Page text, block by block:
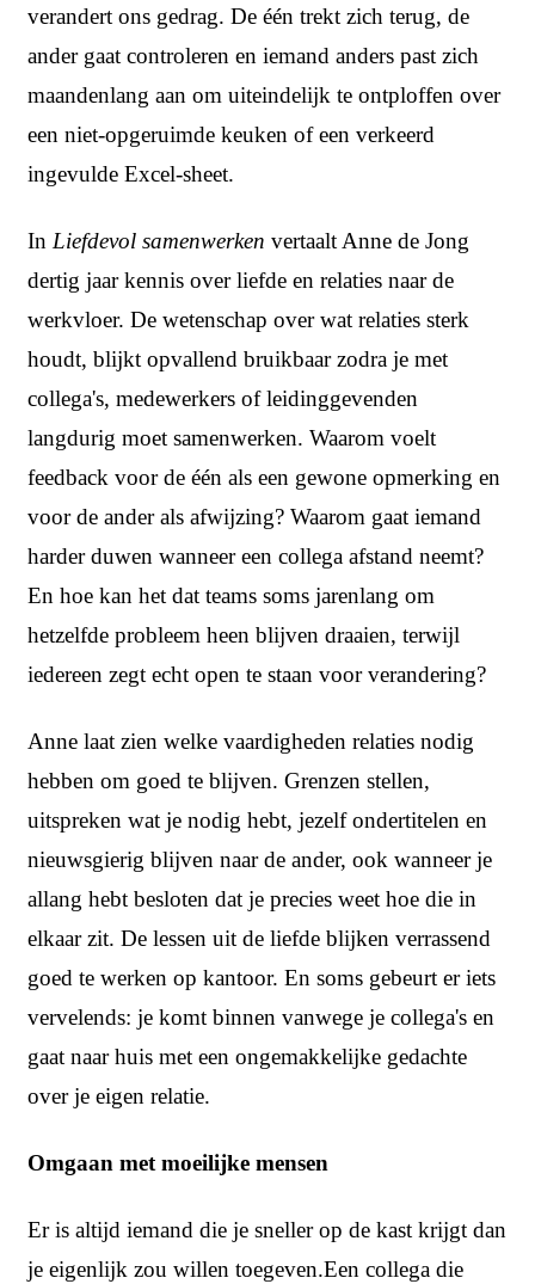
verandert ons gedrag. De één trekt zich terug, de
ander gaat controleren en iemand anders past zich
maandenlang aan om uiteindelijk te ontploffen over
een niet-opgeruimde keuken of een verkeerd
ingevulde Excel-sheet.
In Liefdevol samenwerken vertaalt Anne de Jong
dertig jaar kennis over liefde en relaties naar de
werkvloer. De wetenschap over wat relaties sterk
houdt, blijkt opvallend bruikbaar zodra je met
collega's, medewerkers of leidinggevenden
langdurig moet samenwerken. Waarom voelt
feedback voor de één als een gewone opmerking en
voor de ander als afwijzing? Waarom gaat iemand
harder duwen wanneer een collega afstand neemt?
En hoe kan het dat teams soms jarenlang om
hetzelfde probleem heen blijven draaien, terwijl
iedereen zegt echt open te staan voor verandering?
Anne laat zien welke vaardigheden relaties nodig
hebben om goed te blijven. Grenzen stellen,
uitspreken wat je nodig hebt, jezelf ondertitelen en
nieuwsgierig blijven naar de ander, ook wanneer je
allang hebt besloten dat je precies weet hoe die in
elkaar zit. De lessen uit de liefde blijken verrassend
goed te werken op kantoor. En soms gebeurt er iets
vervelends: je komt binnen vanwege je collega's en
gaat naar huis met een ongemakkelijke gedachte
over je eigen relatie.
Omgaan met moeilijke mensen
Er is altijd iemand die je sneller op de kast krijgt dan
je eigenlijk zou willen toegeven.Een collega die